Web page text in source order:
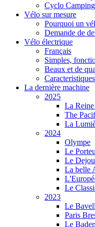
Cyclo Camping
Vélo sur mesure
Pourquoi un
Demande de
Vélo électrique
Français
Simples,
Beaux et de
Caracteristiques
La dernière machine
2025
La Reine
The
La
2024
Olympe
Le
Le
La belle
Le
2023
Le
Paris
Le